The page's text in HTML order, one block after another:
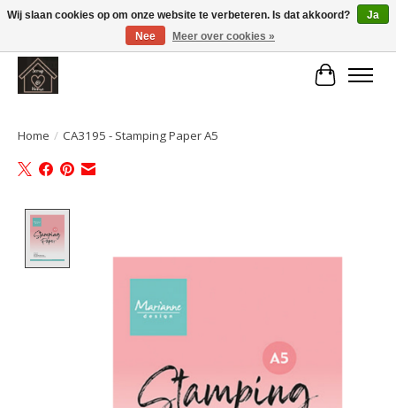
Large selection of products and fast shipping!
Home / CA3195 - Stamping Paper A5
Wij slaan cookies op om onze website te verbeteren. Is dat akkoord?
Ja
Nee
Meer over cookies »